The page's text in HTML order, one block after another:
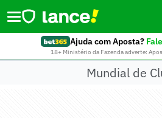
Ajuda com Aposta?
18+ Ministério da Fazenda adverte:
Mundial de